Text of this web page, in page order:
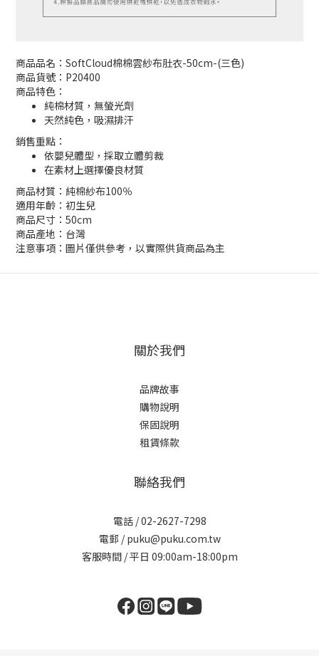
商品品名：SoftCloud棉棉雲紗布肚衣-50cm-(三色)
商品貨號：P20400
商品特色：
純棉材質，無螢光劑
天然純色，吸濕排汗
銷售重點：
依嬰兒體型，採取立體剪裁
在素材上選擇優良材質
商品材質：純棉紗布100％
適用年齡：初生兒
商品尺寸：50cm
商品產地：台灣
注意事項：圖片僅供參考，以實際供貨商品為主
關於我們
品牌故事
購物說明
保固說明
租賃條款
聯絡我們
電話 / 02-2627-7298
電郵 / puku@puku.com.tw
客服時間 / 平日 09:00am-18:00pm